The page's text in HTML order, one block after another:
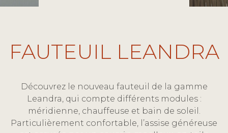
FAUTEUIL LEANDRA
Découvrez le nouveau fauteuil de la gamme
Leandra, qui compte différents modules :
méridienne, chauffeuse et bain de soleil.
Particulièrement confortable, l’assise généreuse